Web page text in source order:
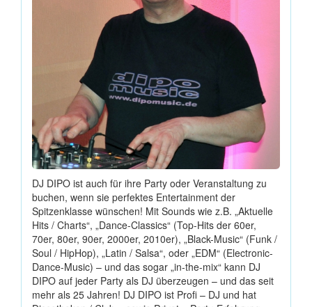
DJ DIPO ist auch für ihre Party oder Veranstaltung zu
buchen, wenn sie perfektes Entertainment der
Spitzenklasse wünschen! Mit Sounds wie z.B. „Aktuelle
Hits / Charts“, „Dance-Classics“ (Top-Hits der 60er,
70er, 80er, 90er, 2000er, 2010er), „Black-Music“ (Funk /
Soul / HipHop), „Latin / Salsa“, oder „EDM“ (Electronic-
Dance-Music) – und das sogar „in-the-mix“ kann DJ
DIPO auf jeder Party als DJ überzeugen – und das seit
mehr als 25 Jahren! DJ DIPO ist Profi – DJ und hat